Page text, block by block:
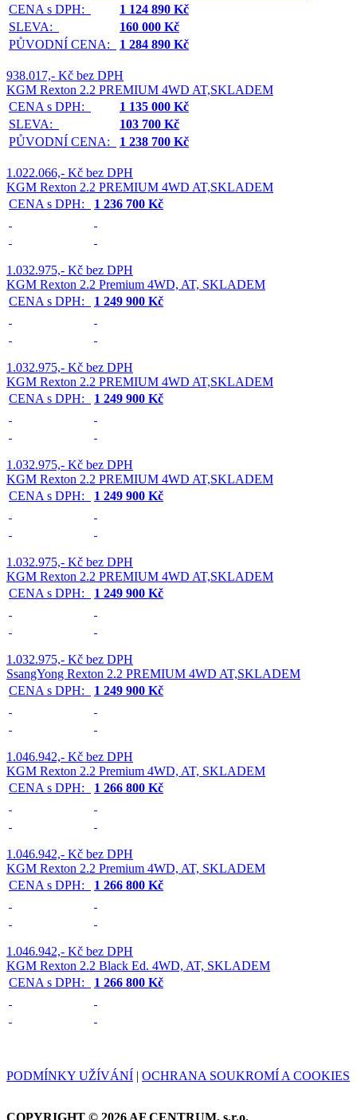
CENA s DPH:
1 124 890 Kč
SLEVA:
160 000 Kč
PŮVODNÍ CENA:
1 284 890 Kč
938.017,- Kč bez DPH
KGM Rexton 2.2 PREMIUM 4WD AT,SKLADEM
CENA s DPH:
1 135 000 Kč
SLEVA:
103 700 Kč
PŮVODNÍ CENA:
1 238 700 Kč
1.022.066,- Kč bez DPH
KGM Rexton 2.2 PREMIUM 4WD AT,SKLADEM
CENA s DPH:
1 236 700 Kč
1.032.975,- Kč bez DPH
KGM Rexton 2.2 Premium 4WD, AT, SKLADEM
CENA s DPH:
1 249 900 Kč
1.032.975,- Kč bez DPH
KGM Rexton 2.2 PREMIUM 4WD AT,SKLADEM
CENA s DPH:
1 249 900 Kč
1.032.975,- Kč bez DPH
KGM Rexton 2.2 PREMIUM 4WD AT,SKLADEM
CENA s DPH:
1 249 900 Kč
1.032.975,- Kč bez DPH
KGM Rexton 2.2 PREMIUM 4WD AT,SKLADEM
CENA s DPH:
1 249 900 Kč
1.032.975,- Kč bez DPH
SsangYong Rexton 2.2 PREMIUM 4WD AT,SKLADEM
CENA s DPH:
1 249 900 Kč
1.046.942,- Kč bez DPH
KGM Rexton 2.2 Premium 4WD, AT, SKLADEM
CENA s DPH:
1 266 800 Kč
1.046.942,- Kč bez DPH
KGM Rexton 2.2 Premium 4WD, AT, SKLADEM
CENA s DPH:
1 266 800 Kč
1.046.942,- Kč bez DPH
KGM Rexton 2.2 Black Ed. 4WD, AT, SKLADEM
CENA s DPH:
1 266 800 Kč
PODMÍNKY UŽÍVÁNÍ | OCHRANA SOUKROMÍ A COOKIES
COPYRIGHT © 2026 AF CENTRUM, s.r.o.